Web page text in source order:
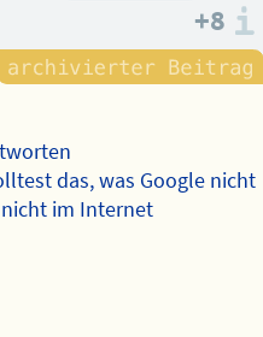
+8
das, was Google nicht
im Internet